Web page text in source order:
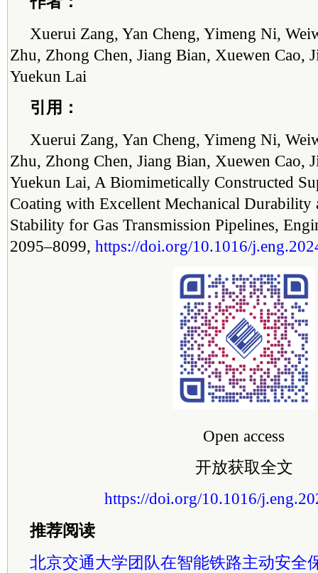
Xuerui Zang, Yan Cheng, Yimeng Ni,
Zhu, Zhong Chen, Jiang Bian, Xuewen Cao,
Yuekun Lai
引用：
Xuerui Zang, Yan Cheng, Yimeng Ni,
Zhu, Zhong Chen, Jiang Bian, Xuewen Cao,
Yuekun Lai, A Biomimetically Constructed
Coating with Excellent Mechanical Durability
Stability for Gas Transmission Pipelines,
2095–8099, https://doi.org/10.1016/
Open access
开放获取全文
https://doi.org/10.1016/
推荐阅读
北京交通大学团队在智能铁路主动安全